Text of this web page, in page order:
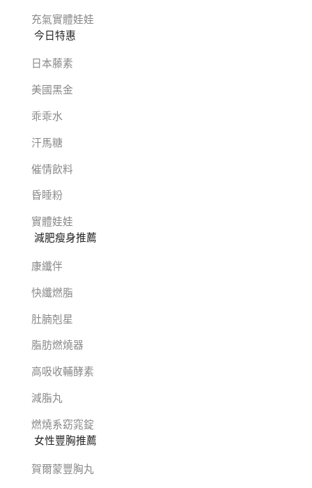
充氣實體娃娃
今日特惠
日本藤素
美國黑金
乖乖水
汗馬糖
催情飲料
昏睡粉
實體娃娃
減肥瘦身推薦
康纖伴
快纖燃脂
肚腩剋星
脂肪燃燒器
高吸收輔酵素
減脂丸
燃燒系窈窕錠
女性豐胸推薦
賀爾蒙豐胸丸